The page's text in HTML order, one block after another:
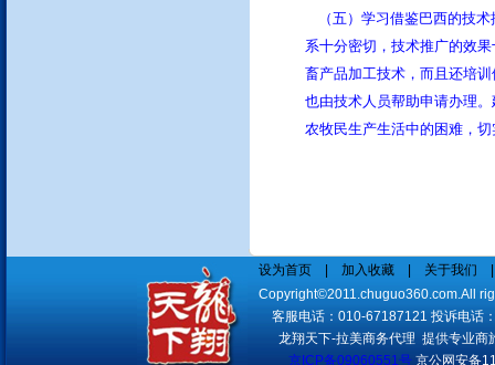
（五）学习借鉴巴西的技
系十分密切，技术推广的效
畜产品加工技术，而且还培
也由技术人员帮助申请办理
农牧民生产生活中的困难，
设为首页| 加入收藏 关于我们
Copyright©2011.chuguo360.com.All
客服电话：010-67187121 投诉电话
龙翔天下-拉美商务代理 提供专业商
京ICP备09060551号京公网安备